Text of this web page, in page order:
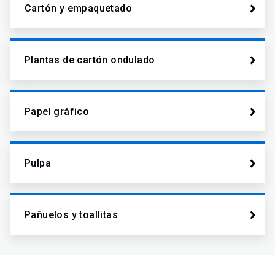
Cartón y empaquetado
Plantas de cartón ondulado
Papel gráfico
Pulpa
Pañuelos y toallitas